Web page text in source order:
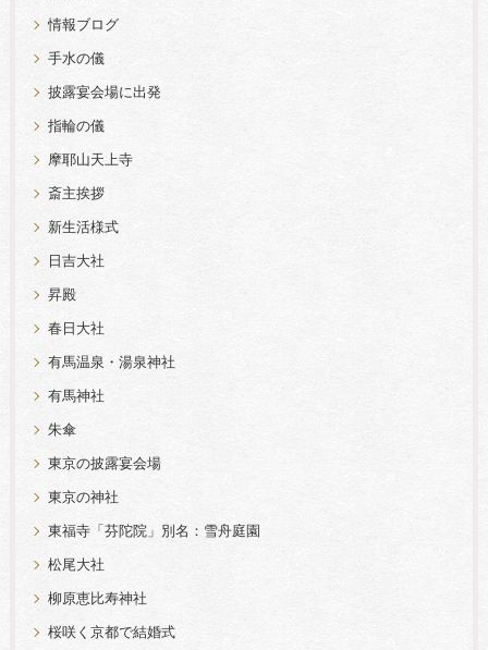
情報ブログ
手水の儀
披露宴会場に出発
指輪の儀
摩耶山天上寺
斎主挨拶
新生活様式
日吉大社
昇殿
春日大社
有馬温泉・湯泉神社
有馬神社
朱傘
東京の披露宴会場
東京の神社
東福寺「芬陀院」別名：雪舟庭園
松尾大社
柳原恵比寿神社
桜咲く京都で結婚式